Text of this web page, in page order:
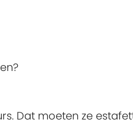
Dat moeten ze